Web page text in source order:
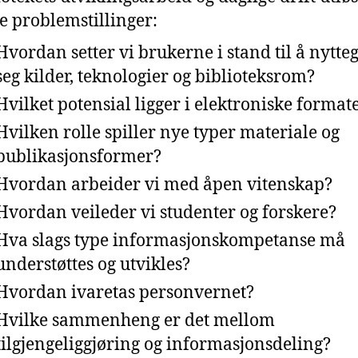
problemstillinger:
setter vi brukerne i stand til å
kilder, teknologier og biblioteksrom?
potensial ligger i elektroniske
rolle spiller nye typer materiale og
arbeider vi med åpen vitenskap?
veileder vi studenter og forskere?
slags type informasjonskompetanse må
og utvikles?
ivaretas personvernet?
sammenheng er det mellom
og informasjonsdeling?